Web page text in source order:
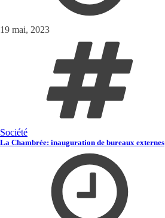
19 mai, 2023
Société
La Chambrée: inauguration de bureaux externes